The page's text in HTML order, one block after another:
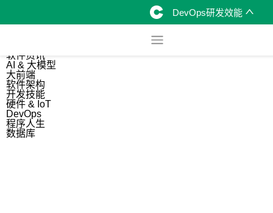
DevOps研发效能
软件资讯
AI & 大模型
大前端
软件架构
开发技能
硬件 & IoT
DevOps
程序人生
数据库